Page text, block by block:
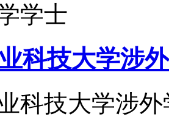
学士
科技大学涉
科技大学涉